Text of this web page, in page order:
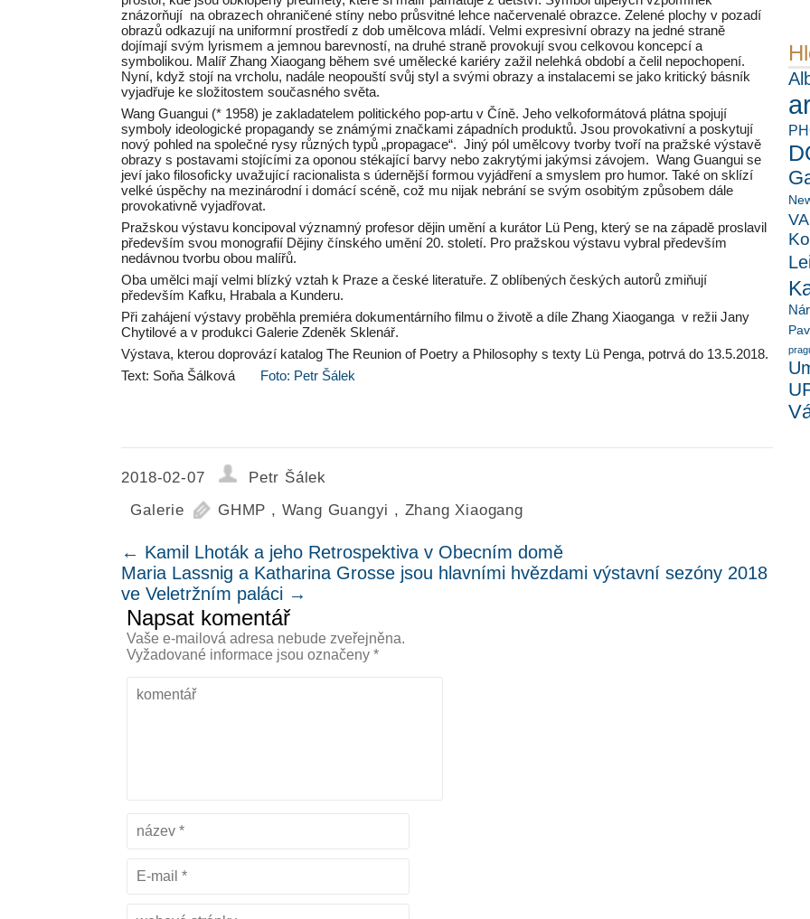
znázorňují na obrazech ohraničené stíny nebo průsvitné lehce načervenalé obrazce. Zelené plochy v pozadí
obrazů odkazují na uniformní prostředí z dob umělcova mládí. Velmi expresivní obrazy na jedné straně
dojímají svým lyrismem a jemnou barevností, na druhé straně provokují svou celkovou koncepcí a
symbolikou. Malíř Zhang Xiaogang během své umělecké kariéry zažil nelehká období a čelil nepochopení.
Nyní, když stojí na vrcholu, nadále neopouští svůj styl a svými obrazy a instalacemi se jako kritický básník
vyjadřuje ke složitostem současného světa.
Wang Guangui (* 1958) je zakladatelem politického pop-artu v Číně. Jeho velkoformátová plátna spojují
symboly ideologické propagandy se známými značkami západních produktů. Jsou provokativní a poskytují
nový pohled na společné rysy různých typů „propagace“. Jiný pól umělcovy tvorby tvoří na pražské výstavě
obrazy s postavami stojícími za oponou stékající barvy nebo zakrytými jakýmsi závojem. Wang Guangui se
jeví jako filosoficky uvažující racionalista s údernější formou vyjádření a smyslem pro humor. Také on sklízí
velké úspěchy na mezinárodní i domácí scéně, což mu nijak nebrání se svým osobitým způsobem dále
provokativně vyjadřovat.
Pražskou výstavu koncipoval významný profesor dějin umění a kurátor Lü Peng, který se na západě proslavil
především svou monografií Dějiny čínského umění 20. století. Pro pražskou výstavu vybral především
nedávnou tvorbu obou malířů.
Oba umělci mají velmi blízký vztah k Praze a české literatuře. Z oblíbených českých autorů zmiňují
především Kafku, Hrabala a Kunderu.
Při zahájení výstavy proběhla premiéra dokumentárního filmu o životě a díle Zhang Xiaoganga v režii Jany
Chytilové a v produkci Galerie Zdeněk Sklenář.
Výstava, kterou doprovází katalog The Reunion of Poetry a Philosophy s texty Lü Penga, potrvá do 13.5.2018.
Text: Soňa Šálková Foto: Petr Šálek
2018-02-07
Petr Šálek
Galerie
GHMP , Wang Guangyi , Zhang Xiaogang
← Kamil Lhoták a jeho Retrospektiva v Obecním domě
Maria Lassnig a Katharina Grosse jsou hlavními hvězdami výstavní sezóny 2018
ve Veletržním paláci →
Napsat komentář
Vaše e-mailová adresa nebude zveřejněna.
Vyžadované informace jsou označeny*